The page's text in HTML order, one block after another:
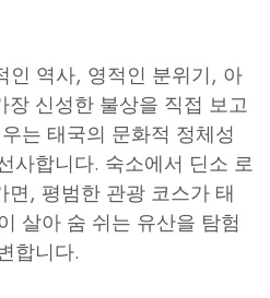
인 역사, 영적인 분위기, 아
장 신성한 불상을 직접 보고
는 태국의 문화적 정체성
사합니다. 숙소에서 딘소 로
면, 평범한 관광 코스가 태
살아 숨 쉬는 유산을 탐험
합니다.